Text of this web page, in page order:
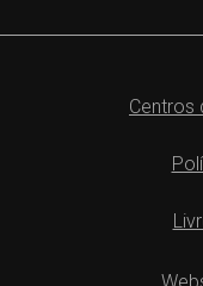
Centros